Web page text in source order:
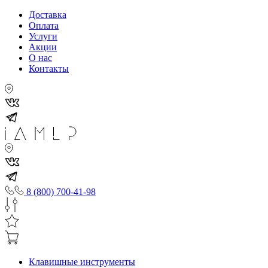
Доставка
Оплата
Услуги
Акции
О нас
Контакты
8 (800) 700-41-98
Клавишные инструменты